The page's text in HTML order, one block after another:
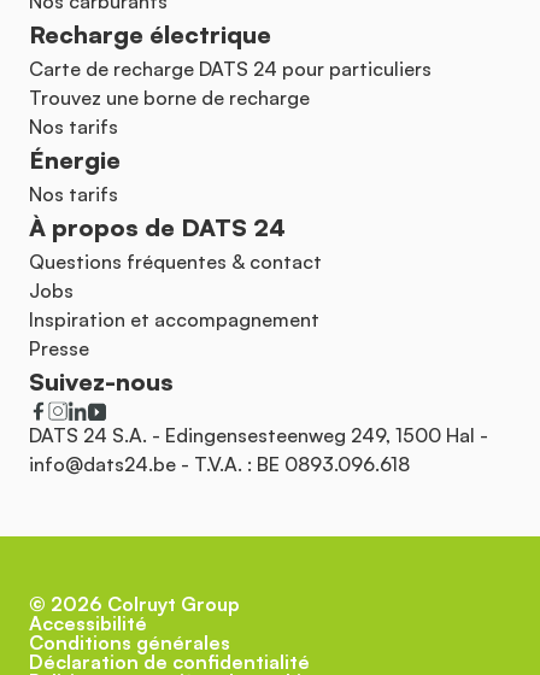
Recharge électrique
Carte de recharge DATS 24 pour particuliers
Trouvez une borne de recharge
Nos tarifs
Énergie
Nos tarifs
À propos de DATS 24
Questions fréquentes & contact
Jobs
Inspiration et accompagnement
Presse
Suivez-nous
DATS 24 S.A. - Edingensesteenweg 249, 1500 Hal -
info@dats24.be - T.V.A. : BE 0893.096.618
© 2026 Colruyt Group
Accessibilité
Conditions générales
Déclaration de confidentialité